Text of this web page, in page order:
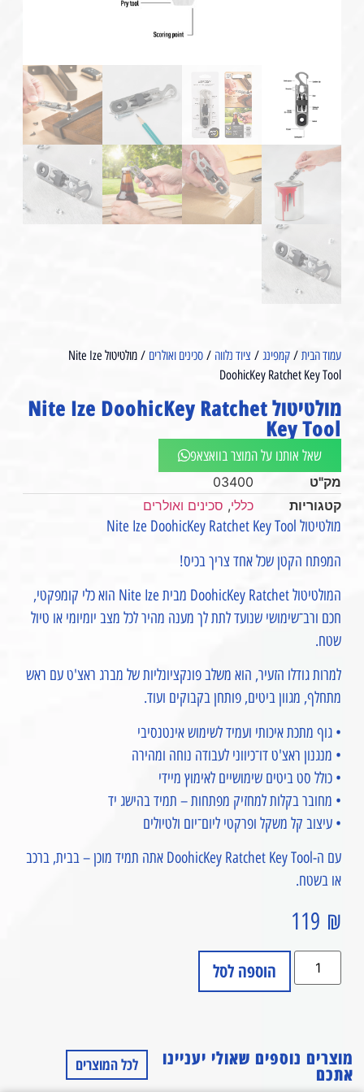
עמוד הבית/ קמפינג/ ציוד נלווה / סכינים ואולרים
/ מולטיטול Nite Ize
DoohicKey Ratchet Key Tool
מולטיטול Nite Ize DoohicKey Ratchet
Key Tool
שאל אותנו על המוצר בוואצאפ
מק"ט
03400
קטגוריות
כללי, סכינים ואולרים
מולטיטול Nite Ize DoohicKey Ratchet Key Tool
המפתח הקטן שכל אחד צריך בכיס!
המולטיטול DoohicKey Ratchet מבית Nite Ize הוא כלי קומפקטי,
חכם ורב־שימושי שנועד לתת לך מענה מהיר לכל מצב יומיומי או טיול
שטח.
למרות גודלו הזעיר, הוא משלב פונקציונליות של מברג ראצ'ט עם ראש
מתחלף, מגוון ביטים, פותחן בקבוקים ועוד.
• גוף מתכת איכותי ועמיד לשימוש אינטנסיבי
• מנגנון ראצ'ט דו־כיווני לעבודה נוחה ומהירה
• כולל סט ביטים שימושיים לאימוץ מיידי
• מחובר בקלות למחזיק מפתחות – תמיד בהישג יד
• עיצוב קל משקל ופרקטי ליום־יום ולטיולים
עם ה-DoohicKey Ratchet Key Tool אתה תמיד מוכן – בבית, ברכב
או בשטח.
119 ₪
הוספה לסל
מוצרים נוספים שאולי יעניינו
אתכם לכל המוצרים